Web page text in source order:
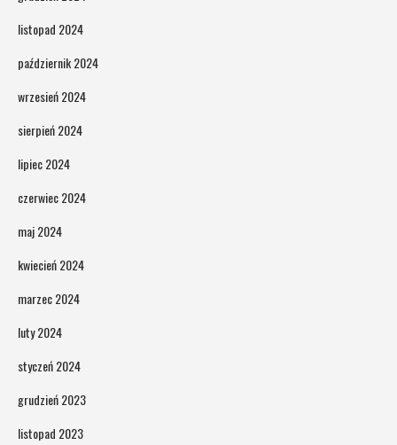
listopad 2024
październik 2024
wrzesień 2024
sierpień 2024
lipiec 2024
czerwiec 2024
maj 2024
kwiecień 2024
marzec 2024
luty 2024
styczeń 2024
grudzień 2023
listopad 2023